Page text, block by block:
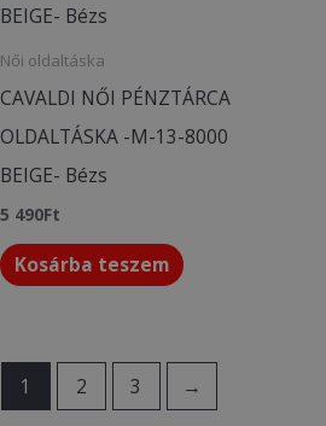
Női oldaltáska
CAVALDI NŐI PÉNZTÁRCA
OLDALTÁSKA -M-13-8000
BEIGE- Bézs
5 490Ft
Kosárba teszem
1 2 3 →